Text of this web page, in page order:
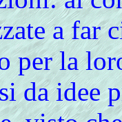
a
per la
da idee